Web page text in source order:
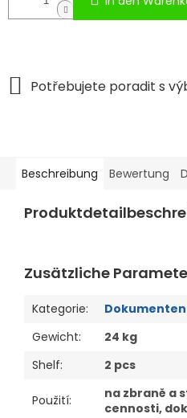
Beschreibung Bewertung
Zusätzliche
Kategorie:
Gewicht:
24 kg
Shelf: 2 pcs
Použití:
na zbraně a
cennosti,